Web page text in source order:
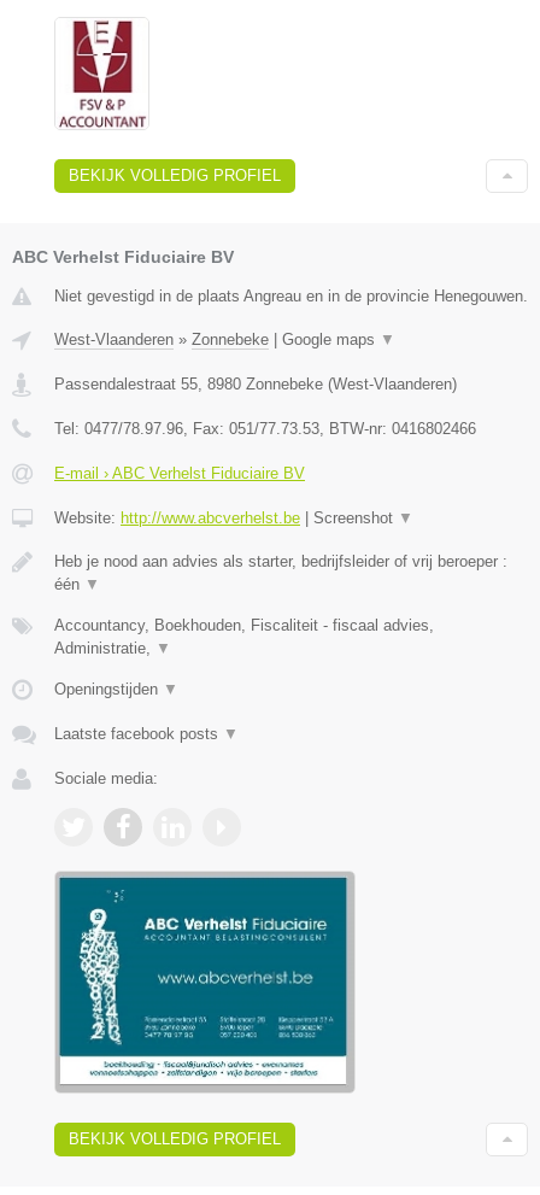
BEKIJK VOLLEDIG PROFIEL
ABC Verhelst Fiduciaire BV
Niet gevestigd in de plaats Angreau en in de provincie Henegouwen.
West-Vlaanderen » Zonnebeke Google maps ▼
Passendalestraat 55, 8980 Zonnebeke (West-Vlaanderen)
Tel: 0477/78.97.96, Fax: 051/77.73.53, BTW-nr: 0416802466
E-mail › ABC Verhelst Fiduciaire BV
Website: http://www.abcverhelst.be Screenshot ▼
Heb je nood aan advies als starter, bedrijfsleider of vrij beroeper :
één ▼
Accountancy, Boekhouden, Fiscaliteit - fiscaal advies,
Administratie, ▼
Openingstijden ▼
Laatste facebook posts ▼
Sociale media:
BEKIJK VOLLEDIG PROFIEL